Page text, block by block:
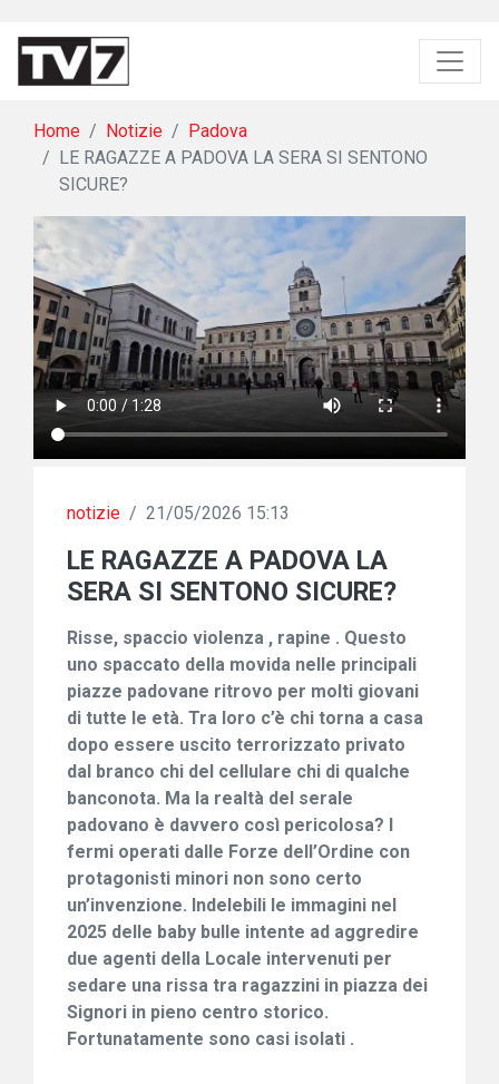
Home Notizie
Padova
LE RAGAZZE A PADOVA LA SERA SI SENTONO
SICURE?
notizie / 21/05/2026 15:13
LE RAGAZZE A PADOVA LA
SERA SI SENTONO SICURE?
Risse, spaccio violenza , rapine . Questo
uno spaccato della movida nelle principali
piazze padovane ritrovo per molti giovani
di tutte le età. Tra loro c’è chi torna a casa
dopo essere uscito terrorizzato privato
dal branco chi del cellulare chi di qualche
banconota. Ma la realtà del serale
padovano è davvero così pericolosa? I
fermi operati dalle Forze dell’Ordine con
protagonisti minori non sono certo
un’invenzione. Indelebili le immagini nel
2025 delle baby bulle intente ad aggredire
due agenti della Locale intervenuti per
sedare una rissa tra ragazzini in piazza dei
Signori in pieno centro storico.
Fortunatamente sono casi isolati .